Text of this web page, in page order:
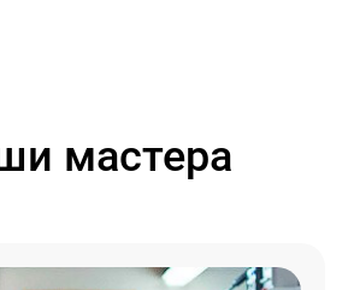
мастера